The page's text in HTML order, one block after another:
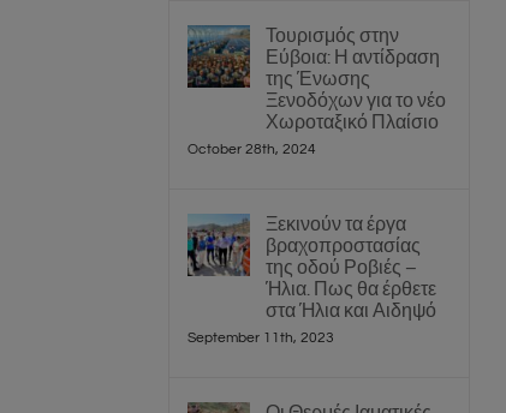
Τουρισμός στην
Εύβοια: Η αντίδραση
της Ένωσης
Ξενοδόχων για το νέο
Χωροταξικό Πλαίσιο
October 28th, 2024
Ξεκινούν τα έργα
βραχοπροστασίας
της οδού Ροβιές –
Ήλια. Πως θα έρθετε
στα Ήλια και Αιδηψό
September 11th, 2023